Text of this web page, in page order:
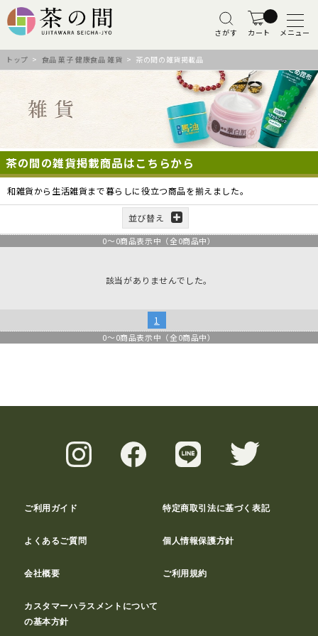
さがす カート メニュー
トップ > 食品 菓子 健康食品 雑貨 > 茶の間の雑貨掲載品
茶の間の雑貨掲載商品はこちらから
和雑貨から生活雑貨まで暮らしに役立つ商品を揃えました。
並び替え
0～0商品表示中（全0商品中）
該当がありませんでした。
1
0～0商品表示中（全0商品中）
ご利用ガイド 特定商取引法に基づく表記
よくあるご質問 個人情報保護方針
会社概要 ご利用規約
カスタマーハラスメントについて
の基本方針